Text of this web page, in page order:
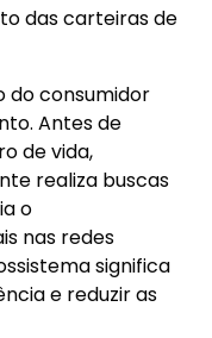
das carteiras de
do consumidor
Antes de
de vida,
realiza buscas
o
nas redes
significa
e reduzir as